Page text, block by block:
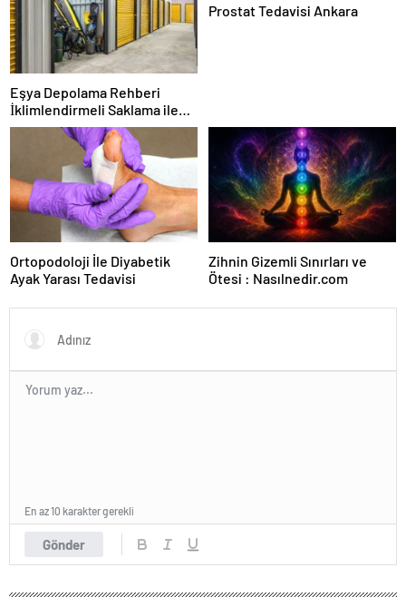
Eşya Depolama Rehberi
İklimlendirmeli Saklama ile
Güvenli Kullanım
Prostat Tedavisi Ankara
Ortopodoloji İle Diyabetik
Ayak Yarası Tedavisi
Zihnin Gizemli Sınırları ve
Ötesi : Nasılnedir.com
Gönder
En az 10 karakter gerekli